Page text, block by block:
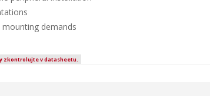
demands
zkontrolujte v datasheetu.